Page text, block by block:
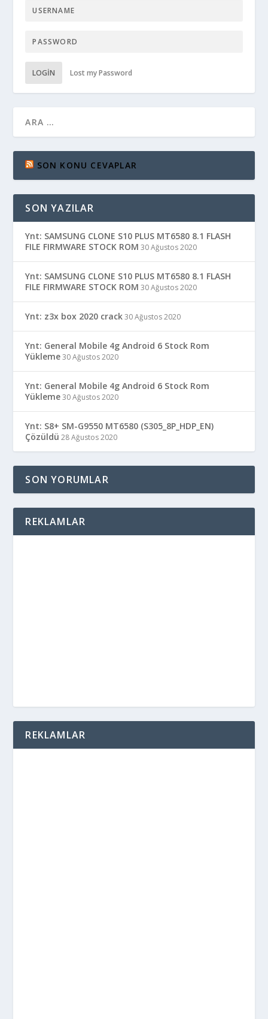
LOGIN Lost my Password
SON KONU CEVAPLAR
SON YAZILAR
Ynt: SAMSUNG CLONE S10 PLUS MT6580 8.1 FLASH
FILE FIRMWARE STOCK ROM 30 Ağustos 2020
Ynt: SAMSUNG CLONE S10 PLUS MT6580 8.1 FLASH
FILE FIRMWARE STOCK ROM 30 Ağustos 2020
Ynt: z3x box 2020 crack 30 Ağustos 2020
Ynt: General Mobile 4g Android 6 Stock Rom
Yükleme 30 Ağustos 2020
Ynt: General Mobile 4g Android 6 Stock Rom
Yükleme 30 Ağustos 2020
Ynt: S8+ SM-G9550 MT6580 (S305_8P_HDP_EN)
Çözüldü 28 Ağustos 2020
SON YORUMLAR
REKLAMLAR
REKLAMLAR